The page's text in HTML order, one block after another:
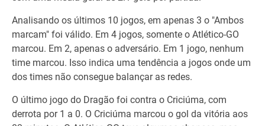
Analisando os últimos 10 jogos, em apenas 3 o "Ambos
marcam" foi válido. Em 4 jogos, somente o Atlético-GO
marcou. Em 2, apenas o adversário. Em 1 jogo, nenhum
time marcou. Isso indica uma tendência a jogos onde um
dos times não consegue balançar as redes.
O último jogo do Dragão foi contra o Criciúma, com
derrota por 1 a 0. O Criciúma marcou o gol da vitória aos